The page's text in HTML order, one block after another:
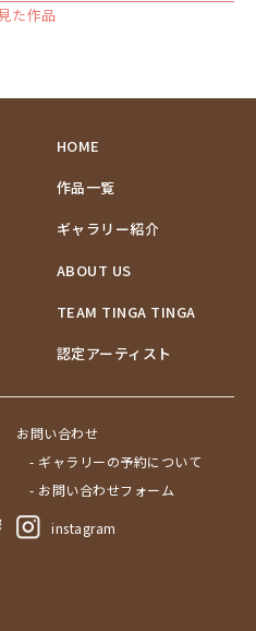
た作品
HOME
作品一覧
ギャラリー紹介
ABOUT US
TEAM TINGA TINGA
認定アーティスト
お問い合わせ
- ギャラリーの予約について
- お問い合わせフォーム
instagram